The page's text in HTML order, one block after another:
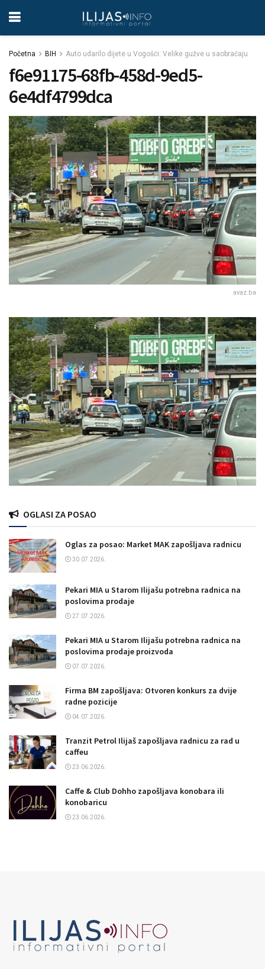
Početna BIH Auto udarilo dijete u Vogošći: Velike gužve u saobraćaju
f6e91175-68fb-458d-9ed5-
6e4df4799dca
avaz.ba
OGLASI ZA POSAO
Oglas za posao: Market MAK zapošljava radnicu
30.07.2026.
Pekari MIA u Starom Ilijašu potrebna radnica na
poslovima prodaje
27.07.2026.
Pekari MIA u Starom Ilijašu potrebna radnica na
poslovima prodaje proizvoda
07.07.2026.
Firma BM zapošljava: Otvoren konkurs za dvije
radne pozicije
04.07.2026.
Tranzit Petrol Ilijaš zapošljava radnicu za rad u
caffeu
23.06.2026.
Caffe & Club Dohho zapošljava konobara ili
konobaricu
23.06.2026.